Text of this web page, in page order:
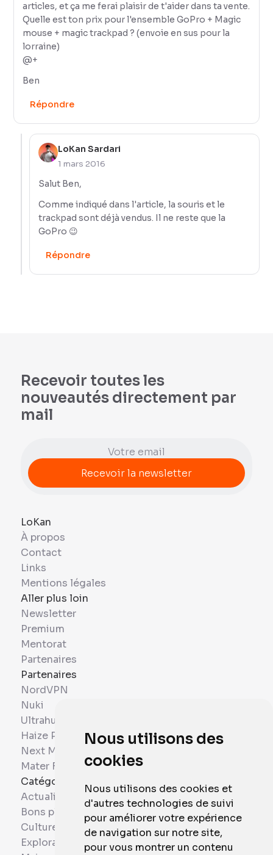
Nous utilisons des
cookies
Nous utilisons des cookies et
d'autres technologies de suivi
pour améliorer votre expérience
de navigation sur notre site,
pour vous montrer un contenu
articles, et ça me ferai plaisir de t'aider dans ta vente.
Quelle est ton prix pour l'ensemble GoPro + Magic
mouse + magic trackpad ? (envoie en sus pour la
lorraine)
@+
Ben
Répondre
LoKan Sardari
1 mars 2016
Salut Ben,
Comme indiqué dans l'article, la souris et le
trackpad sont déjà vendus. Il ne reste que la
GoPro 😉
Répondre
Recevoir toutes les
nouveautés directement par
mail
LoKan
À propos
Contact
Links
Mentions légales
Aller plus loin
Newsletter
Premium
Mentorat
Partenaires
Partenaires
NordVPN
Nuki
Ultrahuman
Haize Project
Next Mobiles
Mater France
Catégories
Actualités
Bons plans
Culture
Exploration